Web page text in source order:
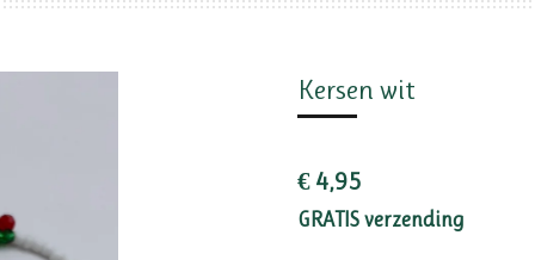
Kersen wit
€ 4,95
GRATIS verzending